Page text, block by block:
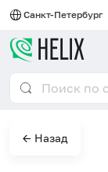
Санкт-Петербург
← Назад